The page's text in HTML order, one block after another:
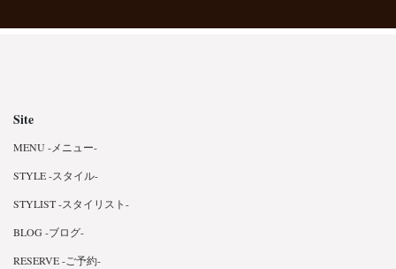
Site
MENU -メニュー-
STYLE -スタイル-
STYLIST -スタイリスト-
BLOG -ブログ-
RESERVE -ご予約-